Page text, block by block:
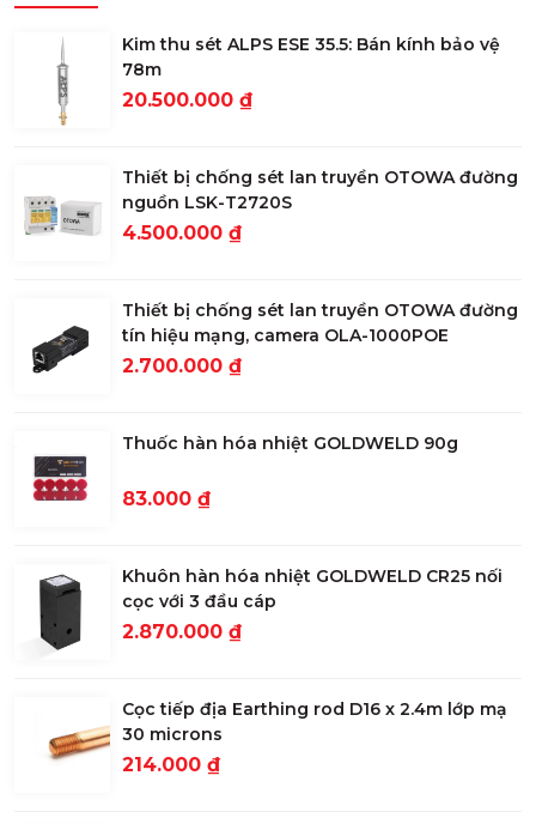
Kim thu sét ALPS ESE 35.5: Bán kính bảo vệ
78m
20.500.000 ₫
Thiết bị chống sét lan truyền OTOWA đường
nguồn LSK-T2720S
4.500.000 ₫
Thiết bị chống sét lan truyền OTOWA đường
tín hiệu mạng, camera OLA-1000POE
2.700.000 ₫
Thuốc hàn hóa nhiệt GOLDWELD 90g
83.000 ₫
Khuôn hàn hóa nhiệt GOLDWELD CR25 nối
cọc với 3 đầu cáp
2.870.000 ₫
Cọc tiếp địa Earthing rod D16 x 2.4m lớp mạ
30 microns
214.000 ₫